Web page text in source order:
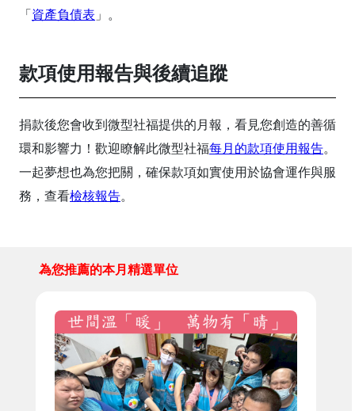
「資產負債表 」。
款項使用報告與後續追蹤
捐款後您會收到微型社福提供的月報，看見您創造的善循
環和影響力！歡迎瞭解此微型社福每月的款項使用報告。
一起夢想也為您把關，確保款項如實使用於協會運作與服
務，查看檢核報告。
為您推薦的本月精選單位